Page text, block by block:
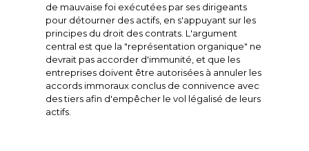
de mauvaise foi exécutées par ses dirigeants
pour détourner des actifs, en s'appuyant sur les
principes du droit des contrats. L'argument
central est que la "représentation organique" ne
devrait pas accorder d'immunité, et que les
entreprises doivent être autorisées à annuler les
accords immoraux conclus de connivence avec
des tiers afin d'empêcher le vol légalisé de leurs
actifs.